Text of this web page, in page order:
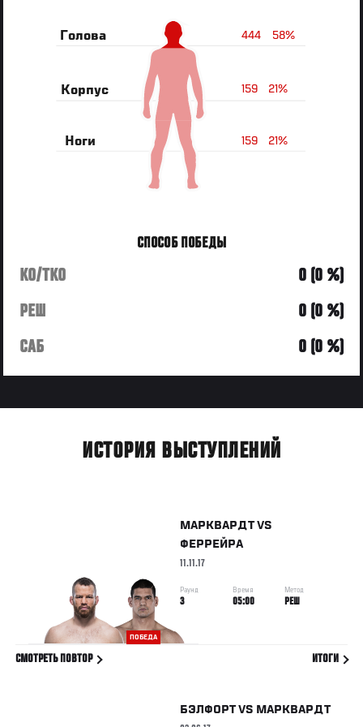
58%
444
Голова
21%
159
Корпус
21%
159
Ноги
СПОСОБ ПОБЕДЫ
KO/TKO
0 (0 %)
РЕШ
0 (0 %)
САБ
0 (0 %)
ИСТОРИЯ ВЫСТУПЛЕНИЙ
ПОБЕДА
МАРКВАРДТVS
ФЕРРЕЙРА
11.11.17
Раунд
3
Время
05:00
Метод
РЕШ
СМОТРЕТЬ ПОВТОР ИТОГИ
БЭЛФОРТVS МАРКВАРДТ